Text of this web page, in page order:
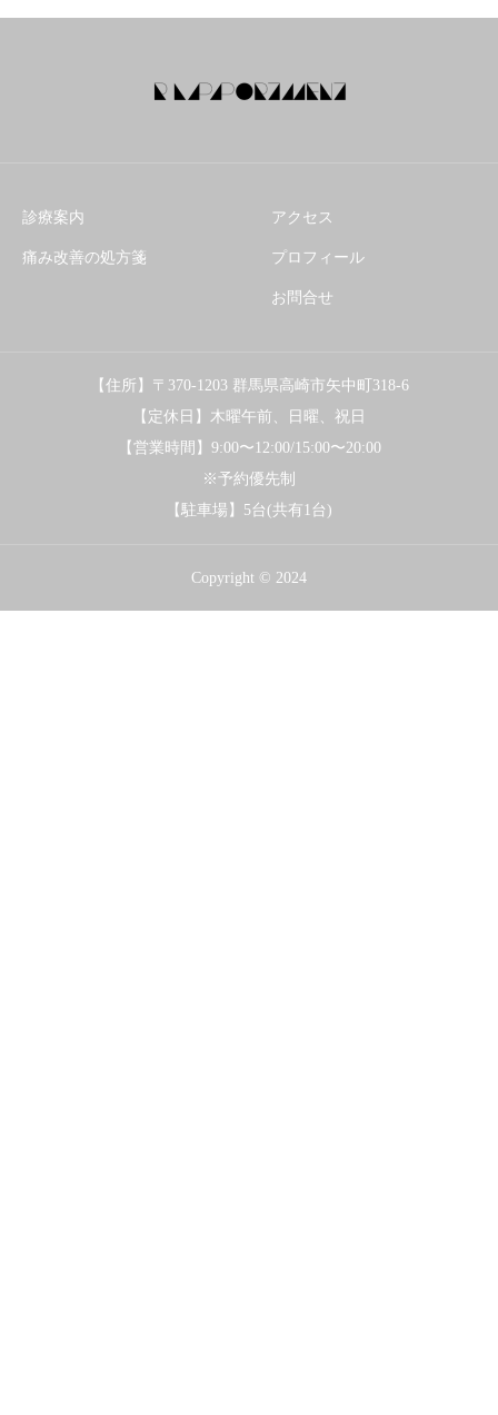
診療案内
痛み改善の処方箋
アクセス
プロフィール
お問合せ
【住所】〒370-1203 群馬県高崎市矢中町318-6
【定休日】木曜午前、日曜、祝日
【営業時間】9:00〜12:00/15:00〜20:00
※予約優先制
【駐車場】5台(共有1台)
Copyright © 2024